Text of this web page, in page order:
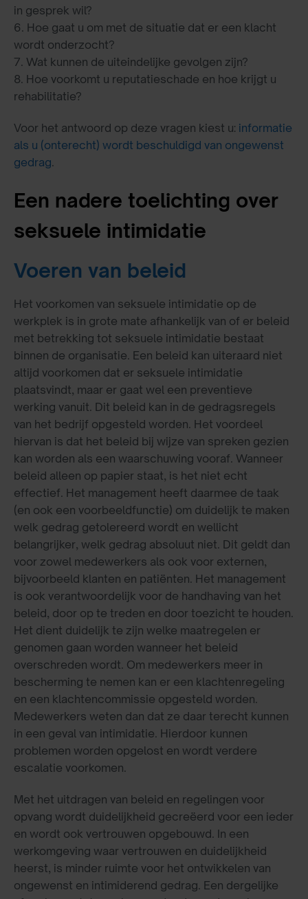
in gesprek wil?
6. Hoe gaat u om met de situatie dat er een klacht
wordt onderzocht?
7. Wat kunnen de uiteindelijke gevolgen zijn?
8. Hoe voorkomt u reputatieschade en hoe krijgt u
rehabilitatie?
Voor het antwoord op deze vragen kiest u: informatie
als u (onterecht) wordt beschuldigd van ongewenst
gedrag.
Een nadere toelichting over
seksuele intimidatie
Voeren van beleid
Het voorkomen van seksuele intimidatie op de
werkplek is in grote mate afhankelijk van of er beleid
met betrekking tot seksuele intimidatie bestaat
binnen de organisatie. Een beleid kan uiteraard niet
altijd voorkomen dat er seksuele intimidatie
plaatsvindt, maar er gaat wel een preventieve
werking vanuit. Dit beleid kan in de gedragsregels
van het bedrijf opgesteld worden. Het voordeel
hiervan is dat het beleid bij wijze van spreken gezien
kan worden als een waarschuwing vooraf. Wanneer
beleid alleen op papier staat, is het niet echt
effectief. Het management heeft daarmee de taak
(en ook een voorbeeldfunctie) om duidelijk te maken
welk gedrag getolereerd wordt en wellicht
belangrijker, welk gedrag absoluut niet. Dit geldt dan
voor zowel medewerkers als ook voor externen,
bijvoorbeeld klanten en patiënten. Het management
is ook verantwoordelijk voor de handhaving van het
beleid, door op te treden en door toezicht te houden.
Het dient duidelijk te zijn welke maatregelen er
genomen gaan worden wanneer het beleid
overschreden wordt. Om medewerkers meer in
bescherming te nemen kan er een klachtenregeling
en een klachtencommissie opgesteld worden.
Medewerkers weten dan dat ze daar terecht kunnen
in een geval van intimidatie. Hierdoor kunnen
problemen worden opgelost en wordt verdere
escalatie voorkomen.
Met het uitdragen van beleid en regelingen voor
opvang wordt duidelijkheid gecreëerd voor een ieder
en wordt ook vertrouwen opgebouwd. In een
werkomgeving waar vertrouwen en duidelijkheid
heerst, is minder ruimte voor het ontwikkelen van
ongewenst en intimiderend gedrag. Een dergelijke